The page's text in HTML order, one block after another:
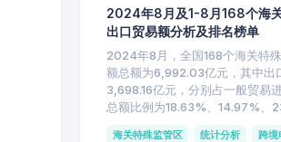
2024年8月及1-8月168个海
出口贸易额分析及排名榜单
2024年8月，全国168个海关特
额总额为6,992.03亿元，其中出
3,698.16亿元，分别占一般贸易
总额比例为18.63%、14.97%、
海关特殊监管区 统计分析 跨境